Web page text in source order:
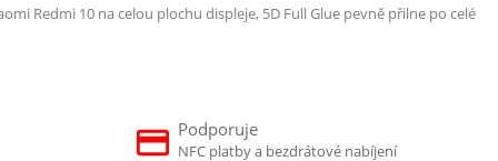
Redmi 10 na celou plochu displeje, 5D Full Glue pevně přilne po celé
Podporuje
NFC platby a bezdrátové nabíjení